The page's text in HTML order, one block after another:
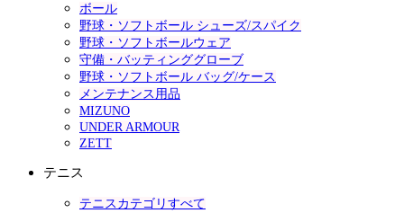
ボール
野球・ソフトボール シューズ/スパイク
野球・ソフトボールウェア
守備・バッティンググローブ
野球・ソフトボール バッグ/ケース
メンテナンス用品
MIZUNO
UNDER ARMOUR
ZETT
テニス
テニスカテゴリすべて